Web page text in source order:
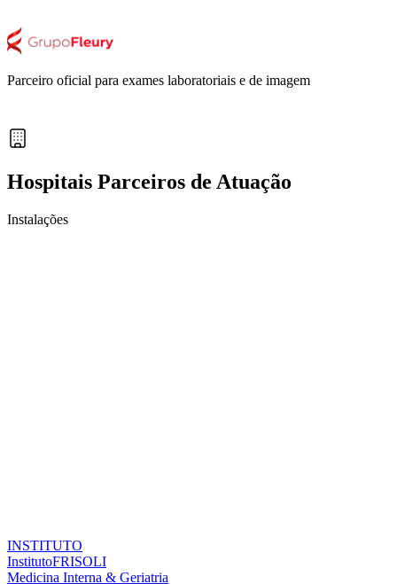
Parceiro oficial para exames laboratoriais e de imagem
Hospitais Parceiros de Atuação
Instalações
INSTITUTO
InstitutoFRISOLI
Medicina Interna & Geriatria